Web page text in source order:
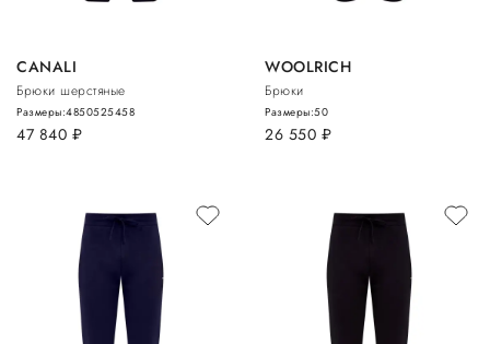
CANALI
Брюки шерстяные
47 840 руб.
Размеры:4850525458
WOOLRICH
Брюки
26 550 руб.
Размеры:50